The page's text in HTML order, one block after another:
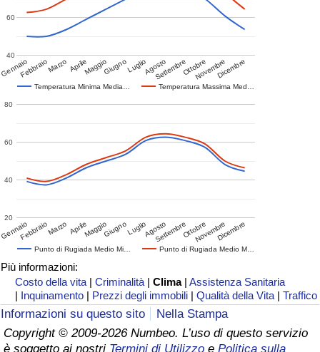
Temperatura Minima Media… Temperatura Massima Med…
GennaioFebbraioMarzo AprileMaggioGiugnoLuglioAgosto
SettembreOttobreNovembreDicembre
40
60
Punto di Rugiada Medio Mi… Punto di Rugiada Medio M…
GennaioFebbraioMarzo AprileMaggioGiugnoLuglioAgosto
SettembreOttobreNovembreDicembre
20
40
60
80
Più informazioni:
Costo della vita |Criminalità |Clima |Assistenza Sanitaria
| Inquinamento | Prezzi degli immobili |Qualità della Vita |Traffico
Informazioni su questo sito
Nella Stampa
Copyright © 2009-2026 Numbeo. L’uso di questo servizio
è soggetto ai nostri Termini di Utilizzo e Politica sulla